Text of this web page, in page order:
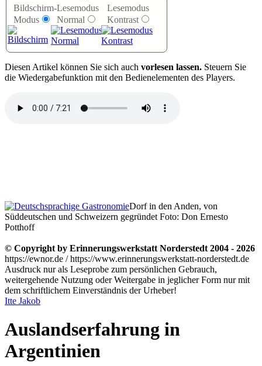
Bildschirm-
Modus
Lesemodus
Normal
Lesemodus
Kontrast
Diesen Artikel können Sie sich auch vorlesen lassen. Steuern Sie
die Wiedergabefunktion mit den Bedienelementen des Players.
Dorf in den Anden, von
Süddeutschen und Schweizern gegründet Foto: Don Ernesto
Potthoff
© Copyright by Erinnerungswerkstatt Norderstedt 2004 - 2026
https://ewnor.de / https://www.erinnerungswerkstatt-norderstedt.de
Ausdruck nur als Leseprobe zum persönlichen Gebrauch,
weitergehende Nutzung oder Weitergabe in jeglicher Form nur mit
dem schriftlichem Einverständnis der Urheber!
Itte Jakob
Auslandserfahrung in
Argentinien